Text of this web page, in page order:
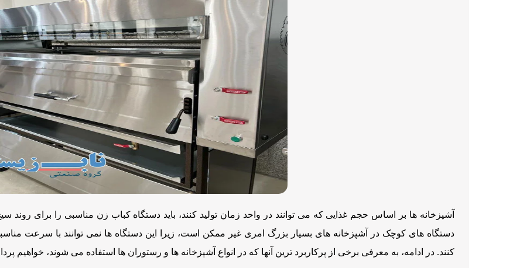
آشپزخانه ها بر اساس حجم غذایی که می توانند در واحد زمان تولید کنند، باید دستگاه کباب زن مناسبی را برای روند
دستگاه های کوچک در آشپزخانه های بسیار بزرگ امری غیر ممکن است، زیرا این دستگاه ها نمی توانند با سرعت
کنند. در ادامه، به معرفی برخی از پرکاربرد ترین آنها که در انواع آشپزخانه ها و رستوران ها استفاده می شوند، خواهیم